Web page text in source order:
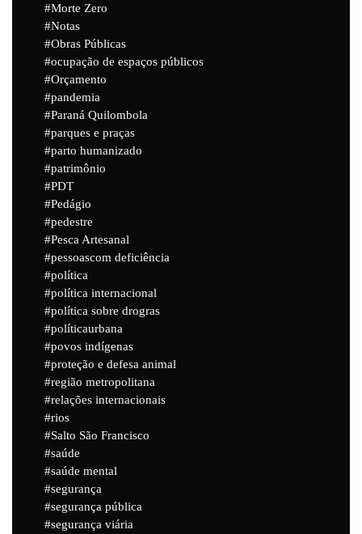
Morte Zero
Notas
Obras Públicas
ocupação de espaços públicos
Orçamento
pandemia
Paraná Quilombola
parques e praças
parto humanizado
patrimônio
PDT
Pedágio
pedestre
Pesca Artesanal
pessoascom deficiência
política
política internacional
política sobre drogras
políticaurbana
povos indígenas
proteção e defesa animal
região metropolitana
relações internacionais
rios
Salto São Francisco
saúde
saúde mental
segurança
segurança pública
segurança viária